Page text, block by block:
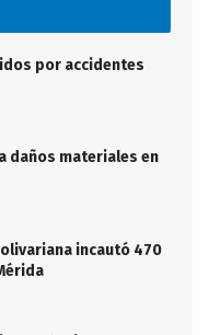
por accidentes
daños materiales en
incautó 470